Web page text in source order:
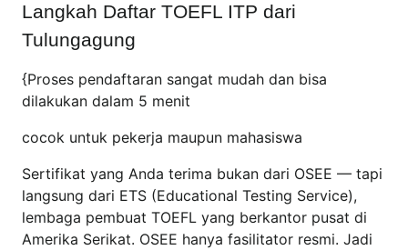
Langkah Daftar TOEFL ITP dari
Tulungagung
{Proses pendaftaran sangat mudah dan bisa
dilakukan dalam 5 menit
cocok untuk pekerja maupun mahasiswa
Sertifikat yang Anda terima bukan dari OSEE — tapi
langsung dari ETS (Educational Testing Service),
lembaga pembuat TOEFL yang berkantor pusat di
Amerika Serikat. OSEE hanya fasilitator resmi. Jadi